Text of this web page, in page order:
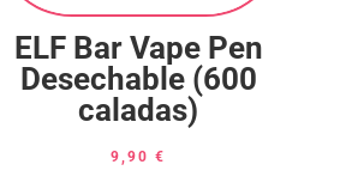
ELF Bar Vape Pen
Desechable (600
caladas)
9,90€